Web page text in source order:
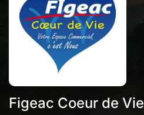
Figeac Coeur de Vie